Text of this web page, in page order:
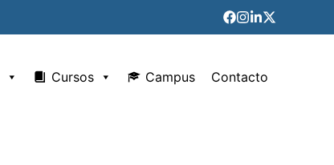
Cursos Campus Contacto